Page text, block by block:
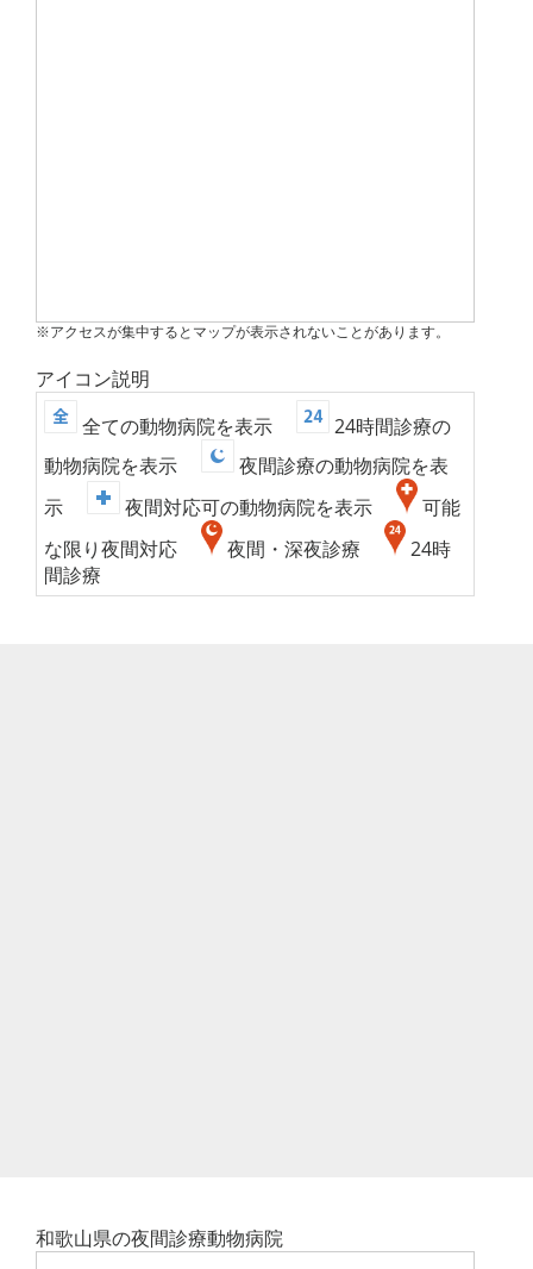
※アクセスが集中するとマップが表示されないことがあります。
アイコン説明
全ての動物病院を表示
24時間診療の
動物病院を表示
夜間診療の動物病院を表
示
夜間対応可の動物病院を表示
可能
な限り夜間対応
夜間・深夜診療
24時
間診療
和歌山県の夜間診療動物病院